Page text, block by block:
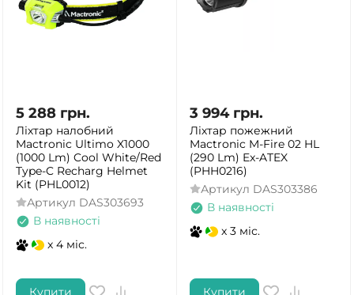
5 288 грн.
Ліхтар налобний
Mactronic Ultimo X1000
(1000 Lm) Cool White/Red
Type-C Recharg Helmet
Kit (PHL0012)
Артикул DAS303693
В наявності
x 4 міс.
Купити
3 994 грн.
Ліхтар пожежний
Mactronic M-Fire 02 HL
(290 Lm) Ex-ATEX
(PHH0216)
Артикул DAS303386
В наявності
x 3 міс.
Купити